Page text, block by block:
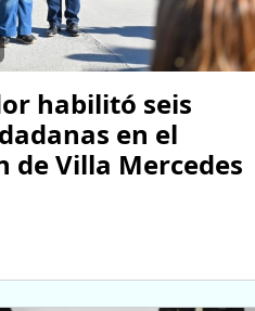
habilitó seis
en el
de Villa Mercedes